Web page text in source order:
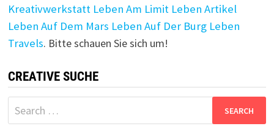
Kreativwerkstatt Leben Am Limit Leben Artikel
Leben Auf Dem Mars Leben Auf Der Burg Leben
Travels. Bitte schauen Sie sich um!
CREATIVE SUCHE
Search
for: